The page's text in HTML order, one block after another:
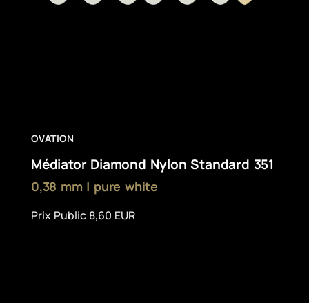
OVATION
Médiator Diamond Nylon Standard 351
0,38 mm | pure white
Prix Public 8,60 EUR